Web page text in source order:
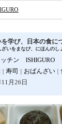
学び、日本の食に
いをまなび、にほんのし
チン ISHIGURO
寿司 おばんざい
月26日